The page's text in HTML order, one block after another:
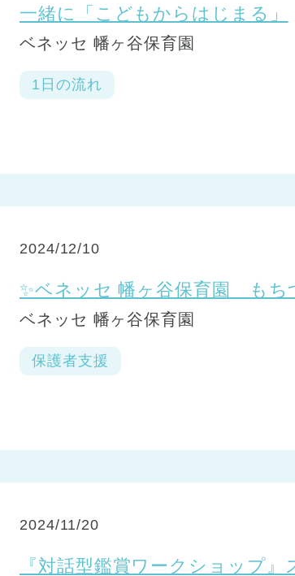
一緒に「こどもからはじまる」
ベネッセ 幡ヶ谷保育園
1日の流れ
2024/12/10
✨ベネッセ 幡ヶ谷保育園 もち
ベネッセ 幡ヶ谷保育園
保護者支援
2024/11/20
『対話型鑑賞ワークショップ